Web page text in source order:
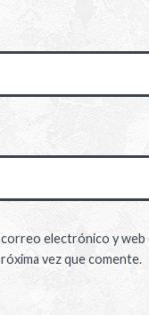
correo electrónico y web
vez que comente.